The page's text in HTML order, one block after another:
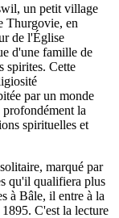
un petit village
Thurgovie, en
de l'Église
d'une famille de
spirites. Cette
par un monde
la
spirituelles et
marqué par
qu'il qualifiera plus
à Bâle, il entre à la
C'est la lecture